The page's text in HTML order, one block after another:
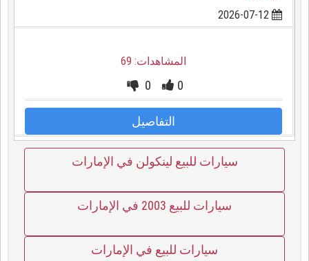
المشاهدات: 69
0
0
التفاصيل
سيارات للبيع لينكولن في الإمارات
سيارات للبيع 2003 في الإمارات
سيارات للبيع في الإمارات